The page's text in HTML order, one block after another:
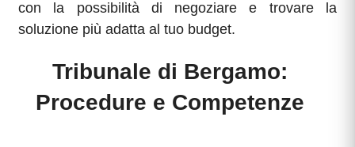
con la possibilità di negoziare e trovare la
soluzione più adatta al tuo budget.
Tribunale di Bergamo:
Procedure e Competenze